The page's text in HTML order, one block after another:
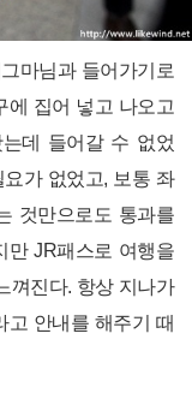
마님과 들어가기로
에 집어 넣고 나오고
데 들어갈 수 없었
가 없었고, 보통 좌
것만으로도 통과를
만 JR패스로 여행을
껴진다. 항상 지나가
고 안내를 해주기 때